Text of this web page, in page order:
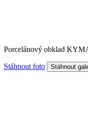
Porcelánový obklad
Stáhnout foto